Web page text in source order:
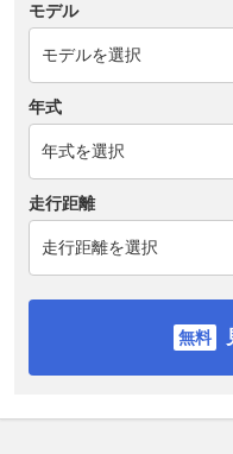
モデル
年式
走行距離